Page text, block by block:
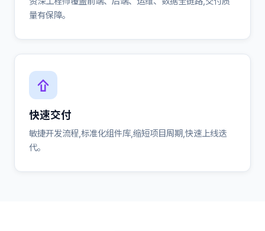
量有保障。
快速交付
敏捷开发流程,标准化组件库,缩短项目周期,快速上线迭
代。